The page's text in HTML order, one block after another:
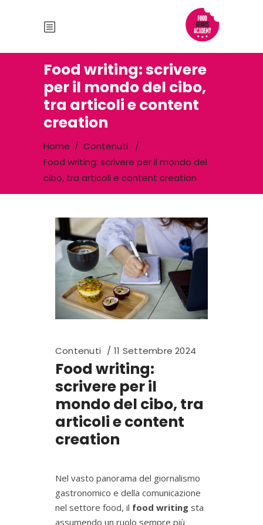
Food writing: scrivere
per il mondo del cibo,
tra articoli e content
creation
Home / Contenuti
/
Food writing: scrivere per il mondo del
cibo, tra articoli e content creation
Contenuti 11 Settembre 2024
Food writing:
scrivere per il
mondo del cibo, tra
articoli e content
creation
Nel vasto panorama del giornalismo
gastronomico e della comunicazione
nel settore food, il food writing sta
assumendo un ruolo sempre più